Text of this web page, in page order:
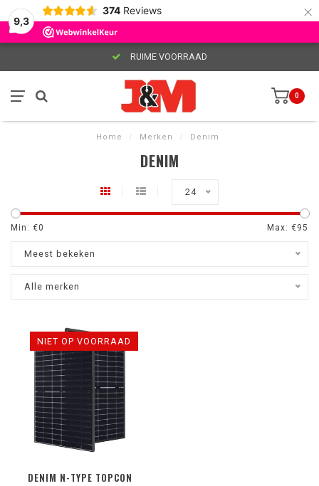
9,3
374 Reviews ×
RUIME VOORRAAD
0
Home / Merken / Denim
DENIM
24
Min: €0 Max: €95
Meest bekeken
Alle merken
NIET OP VOORRAAD
DENIM N-TYPE TOPCON